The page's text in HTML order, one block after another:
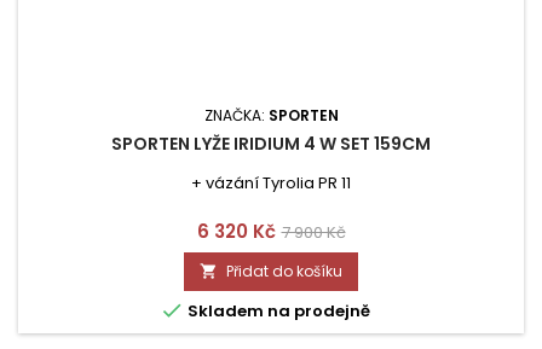
ZNAČKA: SPORTEN
SPORTEN LYŽE IRIDIUM 4 W SET 159CM
+ vázání Tyrolia PR 11
Cena
6 320 Kč Běžná
cena
7 900 Kč
 Přidat do košíku
 Skladem na prodejně